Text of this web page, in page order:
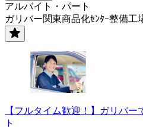
アルバイト・パート
ガリバー関東商品化ｾﾝﾀｰ整備工
【フルタイム歓迎！】ガリバ
ト